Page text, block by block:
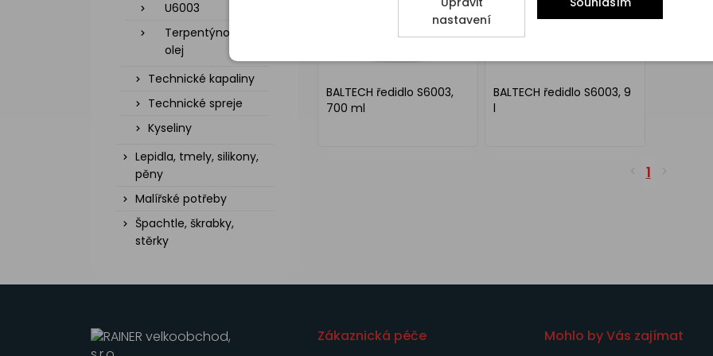
U6003
Terpentýnový
olej
Technické kapaliny
Technické spreje
Kyseliny
Lepidla, tmely, silikony,
pěny
Malířské potřeby
Špachtle, škrabky,
stěrky
BALTECH ředidlo S6003,
700 ml
BALTECH ředidlo S6003, 9
l
1
Zákaznická péče Mohlo by Vás zajímat
nastavení